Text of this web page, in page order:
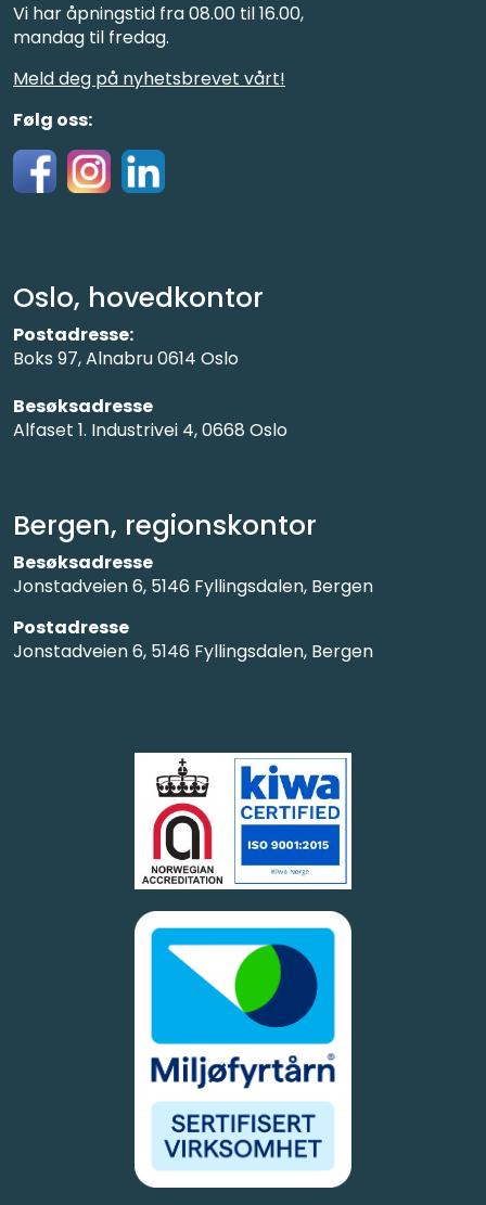
Vi har åpningstid fra 08.00 til 16.00,
mandag til fredag.
Meld deg på nyhetsbrevet vårt!
Følg oss:
Bergen, regionskontor
Besøksadresse
Jonstadveien 6, 5146 Fyllingsdalen, Bergen
Postadresse
Jonstadveien 6, 5146 Fyllingsdalen, Bergen
Oslo, hovedkontor
Postadresse:
Boks 97, Alnabru 0614 Oslo
Besøksadresse
Alfaset 1. Industrivei 4, 0668 Oslo